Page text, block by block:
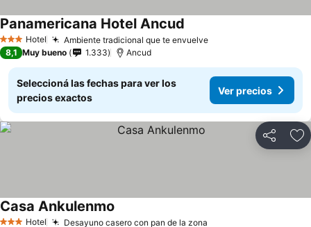
3 Estrellas
Hotel Ambiente tradicional que te envuelve
Panamericana Hotel Ancud
8,1 Muy bueno 1.333 Ancud
Seleccioná las fechas para ver los
precios exactos
Ver precios
Compartir
Hotel Desayuno casero con pan de la zona
Casa Ankulenmo